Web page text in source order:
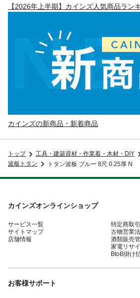
【2026年上半期】カインズ人気商品ラン
カインズの新商品・新着商品
トップ 工具・建築資材・作業着・木材・DIY
波板トタン
トタン波板 ブルー 8尺 0.25厚 N
カインズオンラインショップ
サービス一覧
サイトマップ
店舗情報
特定商取
古物営業
酒類販売
家電リサ
BtoB掛け
お客様サポート